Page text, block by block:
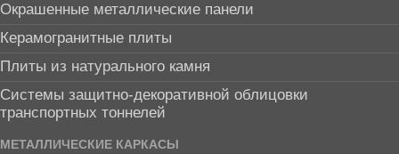
Окрашенные металлические панели
Керамогранитные плиты
Плиты из натурального камня
Системы защитно-декоративной облицовки
транспортных тоннелей
МЕТАЛЛИЧЕСКИЕ КАРКАСЫ